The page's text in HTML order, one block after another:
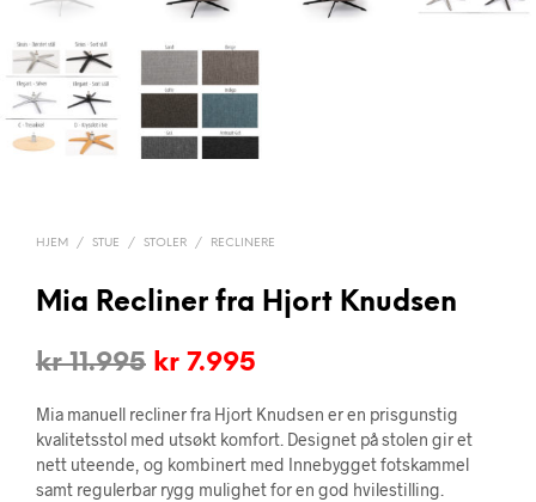
HJEM / STUE / STOLER / RECLINERE
Mia Recliner fra Hjort Knudsen
kr11.995 Opprinnelig
pris
var:
kr 11.995.
kr 7.995
pris
er:
kr 7.995.
Mia manuell recliner fra Hjort Knudsen er en prisgunstig
kvalitetsstol med utsøkt komfort. Designet på stolen gir et
nett uteende, og kombinert med Innebygget fotskammel
samt regulerbar rygg mulighet for en god hvilestilling.